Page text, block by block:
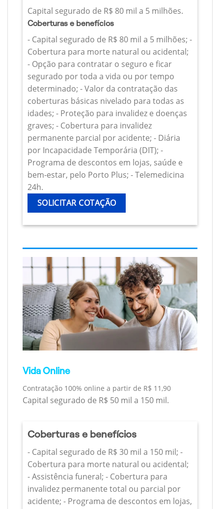
Capital segurado de R$ 80 mil a 5 milhões.
Coberturas e benefícios
- Capital segurado de R$ 80 mil a 5 milhões; -
Cobertura para morte natural ou acidental;
- Opção para contratar o seguro e ficar
segurado por toda a vida ou por tempo
determinado; - Valor da contratação das
coberturas básicas nivelado para todas as
idades; - Proteção para invalidez e doenças
graves; - Cobertura para invalidez
permanente parcial por acidente; - Diária
por Incapacidade Temporária (DIT); -
Programa de descontos em lojas, saúde e
bem-estar, pelo Porto Plus; - Telemedicina
24h.
SOLICITAR COTAÇÃO
Vida Online
Contratação 100% online a partir de R$ 11,90
Capital segurado de R$ 50 mil a 150 mil.
Coberturas e benefícios
- Capital segurado de R$ 30 mil a 150 mil; -
Cobertura para morte natural ou acidental;
- Assistência funeral; - Cobertura para
invalidez permanente total ou parcial por
acidente; - Programa de descontos em lojas,